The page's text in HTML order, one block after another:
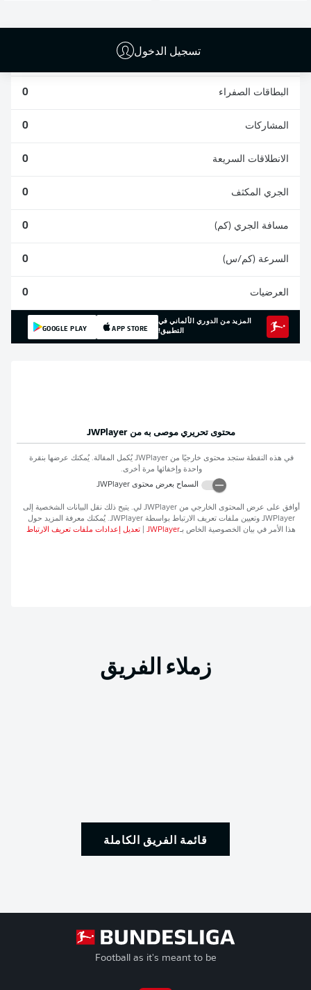
تسجيل الدخول
البطاقات الصفراء 0
المشاركات 0
الانطلاقات السريعة 0
الجري المكثف 0
مسافة الجري (كم) 0
السرعة (كم/س) 0
العرضيات 0
المزيد من الدوري الألماني في
التطبيق!
APP STORE
GOOGLE PLAY
محتوى تحريري موصى به من JWPlayer
في هذه النقطة ستجد محتوى خارجيًا منJWPlayer يُكمل المقالة. يُمكنك عرضها بنقرة
واحدة وإخفائها مرة أخرى.
السماح بعرض محتوىJWPlayer
أوافق على عرض المحتوى الخارجي منJWPlayer لي. يتيح ذلك نقل البيانات الشخصية إلى
JWPlayer وتعيين ملفات تعريف الارتباط بواسطةJWPlayer. يُمكنك معرفة المزيد حول
هذا الأمر في بيان الخصوصية الخاص بـJWPlayer تعديل إعدادات ملفات تعريف الارتباط
زملاء الفريق
قائمة الفريق الكاملة
Football as it's meant to be